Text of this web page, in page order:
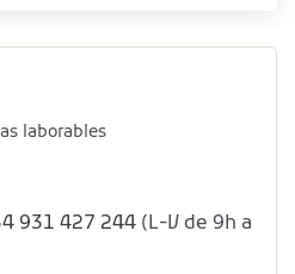
laborables
931 427 244 (L-V de 9h a